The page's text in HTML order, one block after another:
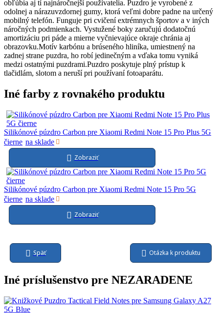
obľúbia aj tí najnáročnejší používatelia. Puzdro je vyrobené z
odolnej a nárazuvzdornej gumy, ktorá veľmi dobre padne na určený
mobilný telefón. Funguje pri cvičení extrémnych športov a v iných
náročných podmienkach. Vystužené boky zaručujú dodatočnú
amortizáciu pri páde a mierne vyčnievajúce okraje chránia aj
obrazovku.Motív karbónu a brúseného hliníka, umiestnený na
zadnej strane puzdra, ho robí jedinečným a vďaka tomu vyniká
medzi ostatnými puzdrami.Puzdro poskytuje plný prístup k
tlačidlám, slotom a neruší pri používaní fotoaparátu.
Iné farby z rovnakého produktu
Silikónové púzdro Carbon pre Xiaomi Redmi Note 15 Pro Plus 5G
čierne na sklade
Zobraziť
Silikónové púzdro Carbon pre Xiaomi Redmi Note 15 Pro 5G
čierne na sklade
Zobraziť
Späť Otázka k produktu
Iné príslušenstvo pre NEZARADENE